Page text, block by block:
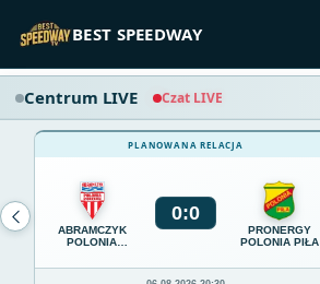
BEST SPEEDWAY
Centrum LIVE Czat LIVE
PLANOWANA RELACJA
ABRAMCZYK
POLONIA
0:0
PRONERGY
POLONIA PIŁA